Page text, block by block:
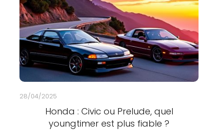
28/04/2025
Honda : Civic ou Prelude, quel
youngtimer est plus fiable ?